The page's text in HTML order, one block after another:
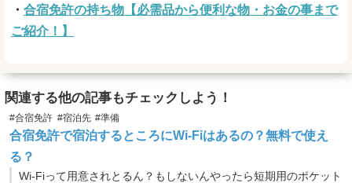
合宿免許の持ち物【必需品から便利な物・お金の事まで
ご紹介！】
関連する他の記事もチェックしよう！
#合宿免許 #宿泊先 #準備
合宿免許で宿泊するところにWi-Fiはあるの？無料で使え
る？
Wi-Fiって用意されとるん？もしないんやったら短期用のポケット